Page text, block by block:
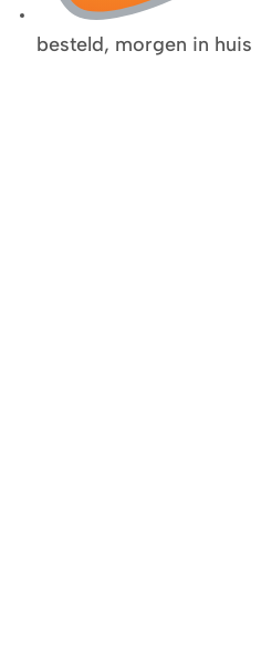
besteld, morgen in huis